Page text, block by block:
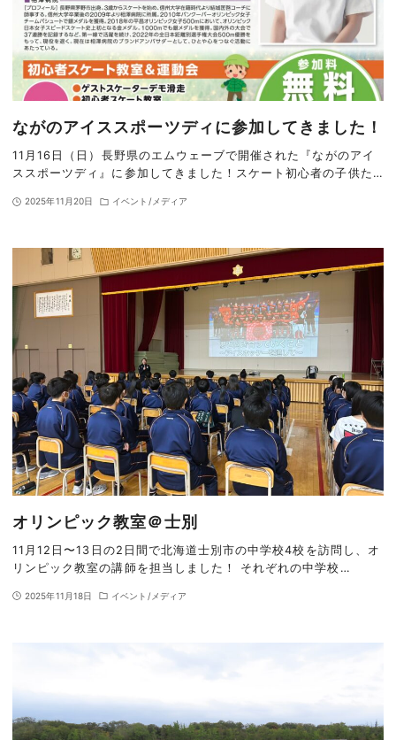
ながのアイススポーツディに参加してきました！
11月16日（日）長野県のエムウェーブで開催された『ながのアイ
ススポーツディ』に参加してきました！スケート初心者の子供た…
2025年11月20日 イベント/メディア
オリンピック教室＠士別
11月12日〜13日の2日間で北海道士別市の中学校4校を訪問し、オ
リンピック教室の講師を担当しました！ それぞれの中学校…
2025年11月18日 イベント/メディア